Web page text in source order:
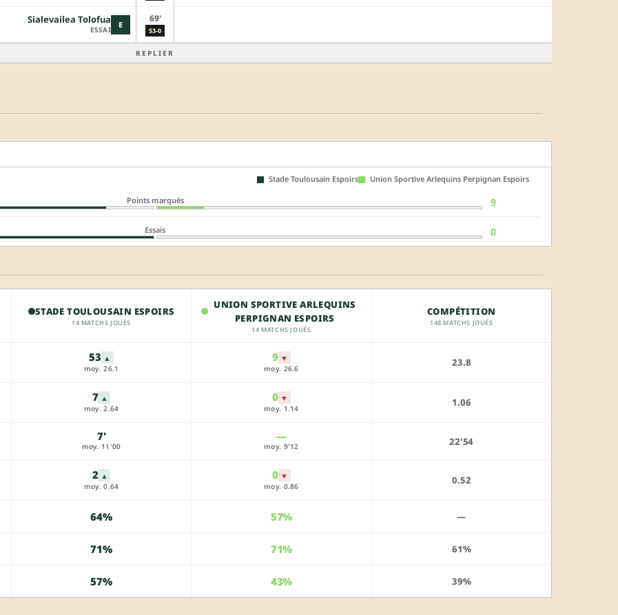
E
Sialevailea Tolofua
ESSAI
69'
53-0
REPLIER
Stade Toulousain Espoirs Union Sportive Arlequins Perpignan Espoirs
Points marqués 9
Essais 0
STADE TOULOUSAIN ESPOIRS
14 MATCHS JOUÉS
UNION SPORTIVE ARLEQUINS
PERPIGNAN ESPOIRS
14 MATCHS JOUÉS
COMPÉTITION
148 MATCHS JOUÉS
53 ▲
moy. 26.1
9 ▼
moy. 26.6 23.8
7 ▲
moy. 2.64
0 ▼
moy. 1.14 1.06
7'
moy. 11'00
—
moy. 9'12 22'54
2 ▲
moy. 0.64
0 ▼
moy. 0.86 0.52
64% 57% —
71% 71% 61%
57% 43% 39%